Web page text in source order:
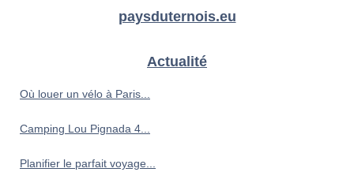
paysduternois.eu
Actualité
Où louer un vélo à Paris...
Camping Lou Pignada 4...
Planifier le parfait voyage...